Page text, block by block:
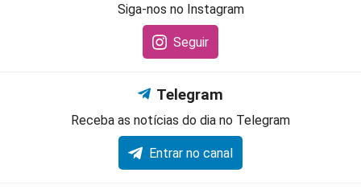
Siga-nos no Instagram
Seguir
Telegram
Receba as notícias do dia no Telegram
Entrar no canal